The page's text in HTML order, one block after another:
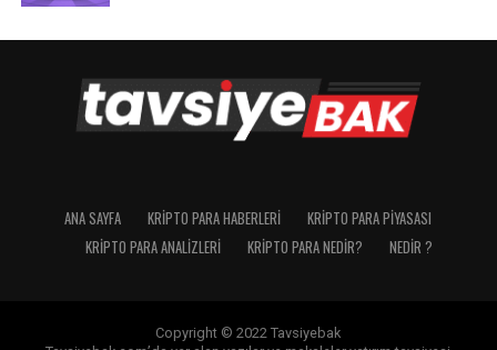
ANA SAYFA KRIPTO PARA HABERLERI
KRIPTO PARA PIYASASI
KRIPTO PARA ANALIZLERI
KRIPTO PARA NEDIR? NEDIR ?
Copyright © 2022 Tavsiyebak